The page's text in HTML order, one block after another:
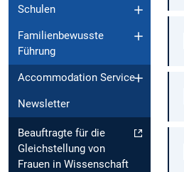
Schulen
Familienbewusste
Führung
Accommodation Service
Newsletter
Beauftragte für die
Gleichstellung von
Frauen in Wissenschaft